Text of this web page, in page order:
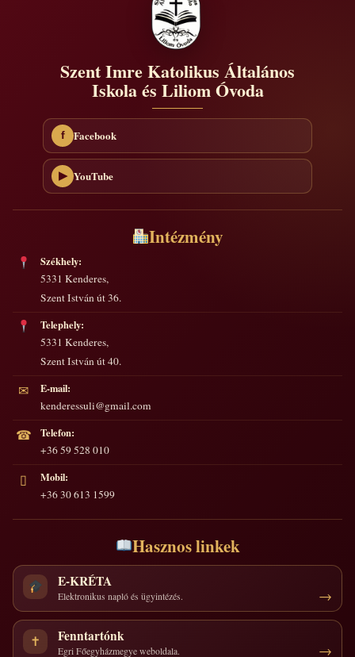
Szent Imre Katolikus Általános
Iskola és Liliom Óvoda
f Facebook
▶ YouTube
Intézmény
Székhely:
5331 Kenderes,
Szent István út 36.
Telephely:
5331 Kenderes,
Szent István út 40.
✉
E-mail:
kenderessuli@gmail.com
☎
Telefon:
+36 59 528 010
▯
Mobil:
+36 30 613 1599
Hasznos linkek
E-KRÉTA
Elektronikus napló és ügyintézés.
✝ Fenntartónk
Egri Főegyházmegye weboldala.